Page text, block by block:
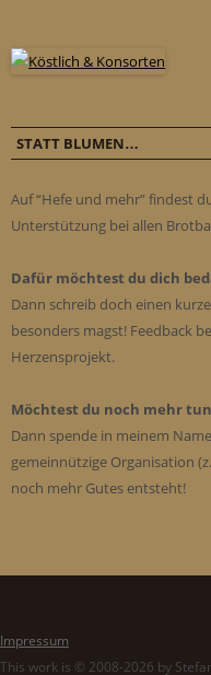
STATT BLUMEN…
Auf “Hefe und mehr” findest
Unterstützung bei allen
Dafür möchtest du dich
Dann schreib doch einen
besonders magst! Feedback
Herzensprojekt.
Möchtest du noch mehr
Dann spende in meinem
gemeinnützige Organisation
noch mehr Gutes entsteht!
Impressum
This work is © 2008-2026 by